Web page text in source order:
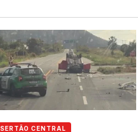
SERTÃO CENTRAL